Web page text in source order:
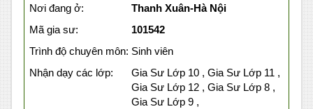
Nơi đang ở:
Thanh Xuân-Hà Nội
Mã gia sư:
101542
Trình độ chuyên môn: Sinh viên
Nhận dạy các lớp:
Gia Sư Lớp 10 , Gia Sư Lớp 11 ,
Gia Sư Lớp 12 , Gia Sư Lớp 8 ,
Gia Sư Lớp 9 ,